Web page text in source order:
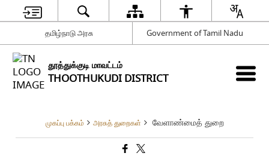
தமிழ்நாடு அரசு Government of Tamil Nadu
தூத்துக்குடி மாவட்டம்
THOOTHUKUDI DISTRICT
முகப்பு பக்கம் அரசுத் துறைகள் வேளாண்மைத் துறை